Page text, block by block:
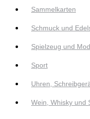
Sammelkarten
Schmuck und
Spielzeug und
Sport
Uhren,
Wein, Whisky und